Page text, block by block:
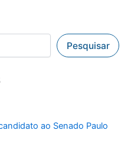
Pesquisar
ao Senado Paulo